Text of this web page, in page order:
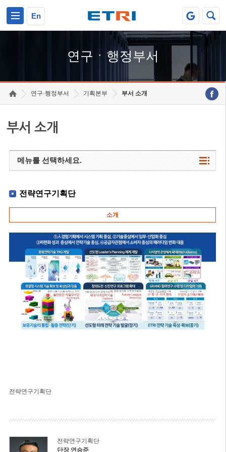
En
연구ㆍ행정부서
연구·행정부서 기획본부 부서 소개
부서 소개
메뉴를 선택하세요.
전략연구기획단
소개
전략연구기획단
전략연구기획단
단장 연승준